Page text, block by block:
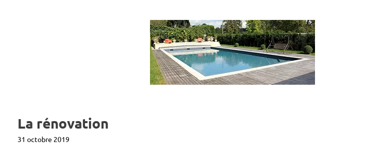
La rénovation
31 octobre 2019